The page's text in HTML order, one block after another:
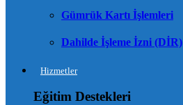
Gümrük Kartı İşlemleri
Dahilde İşleme İzni (DİR)
Hizmetler
Eğitim Destekleri